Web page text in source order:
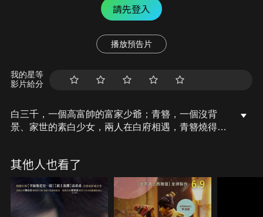
請先登入
播放預告片
我的星等
影片給分
白三千，一個高富帥的富家少爺；青簪，一個沒背
景、家世的素白少女，兩人在白府相遇，青簪燒得一
千百般阻撓，只為將她留在自己身邊······究竟兩人的
戀愛故事將如何發展呢？
其他人也看了
6.9